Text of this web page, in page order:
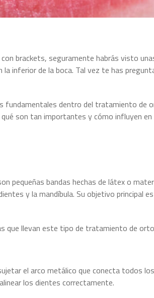
brackets, seguramente habrás visto
inferior de la boca. Tal vez te has
dentro del tratamiento de
son tan importantes y cómo influyen
pequeñas bandas hechas de látex o
y la mandíbula. Su objetivo principal es
que llevan este tipo de tratamiento de
el arco metálico que conecta todos
los dientes correctamente.